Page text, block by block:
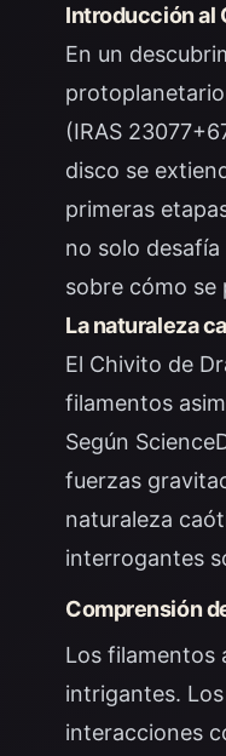
Introducción al
En un
(IRAS
disco se
primeras
no solo
sobre cómo se
La naturaleza
El Chivito de
filamentos
Según
fuerzas
naturaleza
interrogantes
Comprensión
Los filamentos
intrigantes.
interacciones